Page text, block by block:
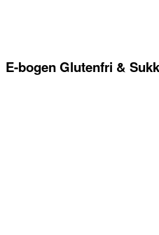
E-bogen Glutenfri &